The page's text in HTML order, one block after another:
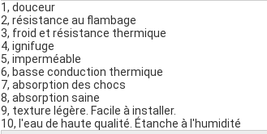
1, douceur
2, résistance au flambage
3, froid et résistance thermique
4, ignifuge
5, imperméable
6, basse conduction thermique
7, absorption des chocs
8, absorption saine
9, texture légère. Facile à installer.
10, l'eau de haute qualité. Étanche à l'humidité